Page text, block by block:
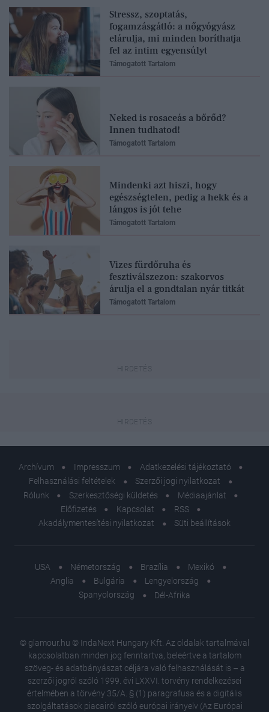
Stressz, szoptatás,
fogamzásgátló: a nőgyógyász
elárulja, mi minden boríthatja
fel az intim egyensúlyt
Támogatott Tartalom
Neked is rosaceás a bőrőd?
Innen tudhatod!
Támogatott Tartalom
Mindenki azt hiszi, hogy
egészségtelen, pedig a hekk és a
lángos is jót tehe
Támogatott Tartalom
Vizes fürdőruha és
fesztiválszezon: szakorvos
árulja el a gondtalan nyár titkát
Támogatott Tartalom
Archívum Impresszum
Adatkezelési tájékoztató
Felhasználási feltételek
Szerzői jogi nyilatkozat
Rólunk
Szerkesztőségi küldetés
Médiaajánlat
Előfizetés
Kapcsolat
RSS
Akadálymentesítési nyilatkozat
Süti beállítások
USA Németország Brazília
Mexikó
Anglia
Bulgária
Lengyelország
Spanyolország
Dél-Afrika
© glamour.hu © IndaNext Hungary Kft. Az oldalak tartalmával
kapcsolatban minden jog fenntartva, beleértve a tartalom
szöveg- és adatbányászat céljára való felhasználását is – a
szerzői jogról szóló 1999. évi LXXVI. törvény rendelkezései
értelmében a törvény 35/A. § (1) paragrafusa és a digitális
szolgáltatások piacairól szóló európai irányelv (Az Európai